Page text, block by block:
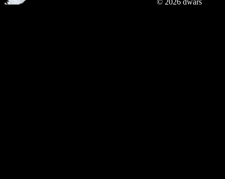
© 2026 dwars